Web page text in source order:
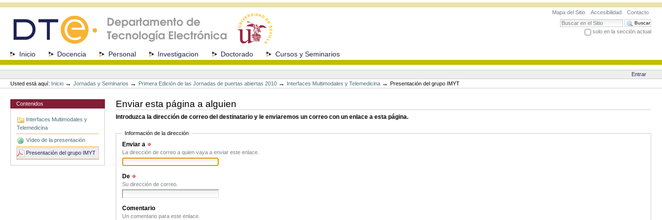
navegación
Mapa del Sitio Accesibilidad
Contacto
Buscar
solo en la sección actual
SeccionesInicio Docencia Personal Investigacion Doctorado Cursos y Seminarios
Herramientas
Personales
Entrar
Usted está aquí: Inicio →Jornadas y Seminarios → Primera Edición de las Jornadas de puertas abiertas 2010 → Interfaces Multimodales y Telemedicina →Presentación del grupo IMYT
Contenidos
Interfaces Multimodales y
Telemedicina
Vídeo de la presentación
Presentación del grupo IMYT
Enviar esta página a alguien
Introduzca la dirección de correo del destinatario y le enviaremos un correo con un enlace a esta página.
Información de la dirección
Enviar a
La dirección de correo a quien vaya a enviar este enlace.
De
Su dirección de correo.
Comentario
Un comentario para este enlace.